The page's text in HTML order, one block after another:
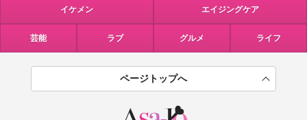
イケメン エイジングケア
芸能 ラブ グルメ ライフ
ページトップへ